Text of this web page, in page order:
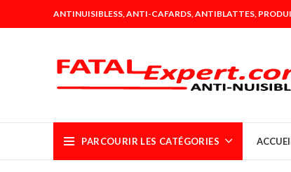
ANTINUISIBLESS, ANTI-CAFARDS, ANTIBLATTES,
PARCOURIR LES CATÉGORIES